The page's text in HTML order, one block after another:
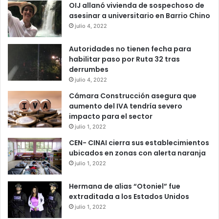
OIJ allanó vivienda de sospechoso de
asesinar a universitario en Barrio Chino
julio 4, 2022
Autoridades no tienen fecha para
habilitar paso por Ruta 32 tras
derrumbes
julio 4, 2022
Cámara Construcción asegura que
aumento del IVA tendría severo
impacto para el sector
julio 1, 2022
CEN- CINAI cierra sus establecimientos
ubicados en zonas con alerta naranja
julio 1, 2022
Hermana de alias “Otoniel” fue
extraditada a los Estados Unidos
julio 1, 2022